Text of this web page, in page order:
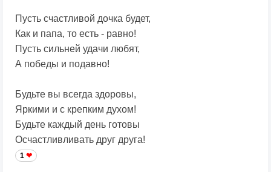
Пусть счастливой дочка будет,
Как и папа, то есть - равно!
Пусть сильней удачи любят,
А победы и подавно!
Будьте вы всегда здоровы,
Яркими и с крепким духом!
Будьте каждый день готовы
Осчастливливать друг друга!
1